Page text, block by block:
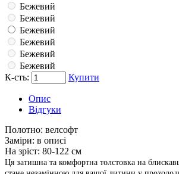
Бежевий
Бежевий
Бежевий
Бежевий
Бежевий
Бежевий
К-сть:
Купити
Опис
Відгуки
Полотно: велсофт
Заміри: в описі
На зріст: 80-122 см
Ця затишна та комфортна толстовка на